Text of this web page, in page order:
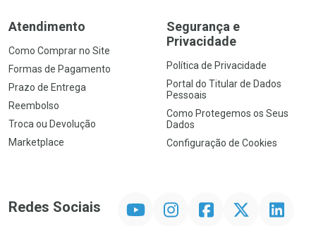
Atendimento
Como Comprar no Site
Formas de Pagamento
Prazo de Entrega
Reembolso
Troca ou Devolução
Marketplace
Segurança e
Privacidade
Política de Privacidade
Portal do Titular de Dados
Pessoais
Como Protegemos os Seus
Dados
Configuração de Cookies
Redes Sociais InstagramFacebookTwitter Linkedin